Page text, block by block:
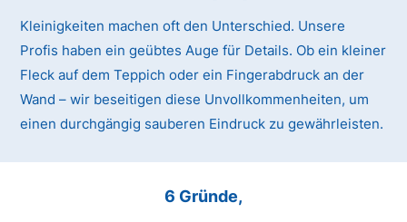
Kleinigkeiten machen oft den Unterschied. Unsere
Profis haben ein geübtes Auge für Details. Ob ein kleiner
Fleck auf dem Teppich oder ein Fingerabdruck an der
Wand – wir beseitigen diese Unvollkommenheiten, um
einen durchgängig sauberen Eindruck zu gewährleisten.
6 Gründe,